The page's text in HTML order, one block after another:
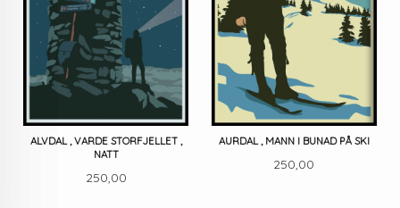
ALVDAL , VARDE STORFJELLET ,
NATT
Pris
250,00
AURDAL , MANN I BUNAD PÅ SKI
Pris
250,00